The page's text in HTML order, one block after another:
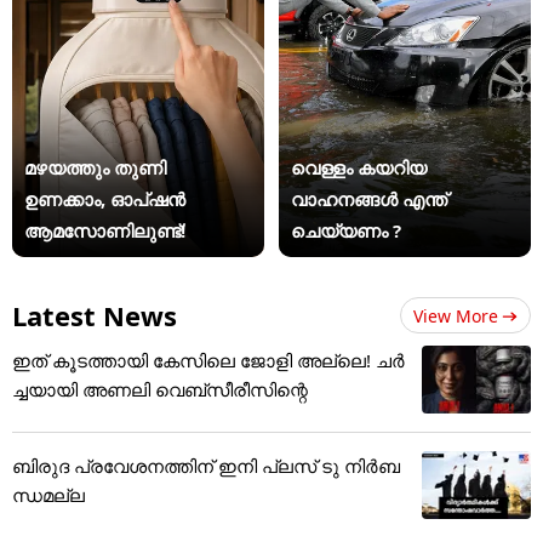
മഴയത്തും തുണി
ഉണക്കാം, ഓപ്ഷൻ
ആമസോണിലുണ്ട്!
വെള്ളം കയറിയ
വാഹനങ്ങൾ എന്ത്
ചെയ്യണം ?
Latest News View More
ഇത് കൂടത്തായി കേസിലെ ജോളി അല്ലെ! ചർ
ച്ചയായി അണലി വെബ്സീരീസിന്റെ
ബിരുദ പ്രവേശനത്തിന് ഇനി പ്ലസ് ടു നിർബ
ന്ധമല്ല